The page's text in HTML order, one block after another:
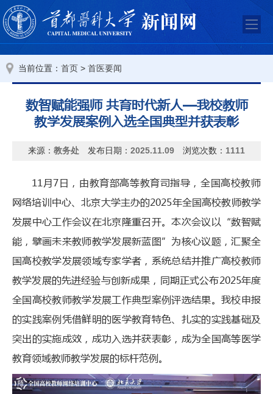
当前位置： 首页 > 首医要闻
数智赋能强师 共育时代新人—我校教师
教学发展案例入选全国典型并获表彰
来源： 教务处 发布日期： 2025.11.09 浏览次数： 1111
11月7日，由教育部高等教育司指导，全国高校教师
网络培训中心、北京大学主办的2025年全国高校教师教学
发展中心工作会议在北京隆重召开。本次会议以“数智赋
能，擘画未来教师教学发展新蓝图”为核心议题，汇聚全
国高校教学发展领域专家学者，系统总结并推广高校教师
教学发展的先进经验与创新成果，同期正式公布2025年度
全国高校教师教学发展工作典型案例评选结果。我校申报
的实践案例凭借鲜明的医学教育特色、扎实的实践基础及
突出的实施成效，成功入选并获表彰，成为全国高等医学
教育领域教师教学发展的标杆范例。